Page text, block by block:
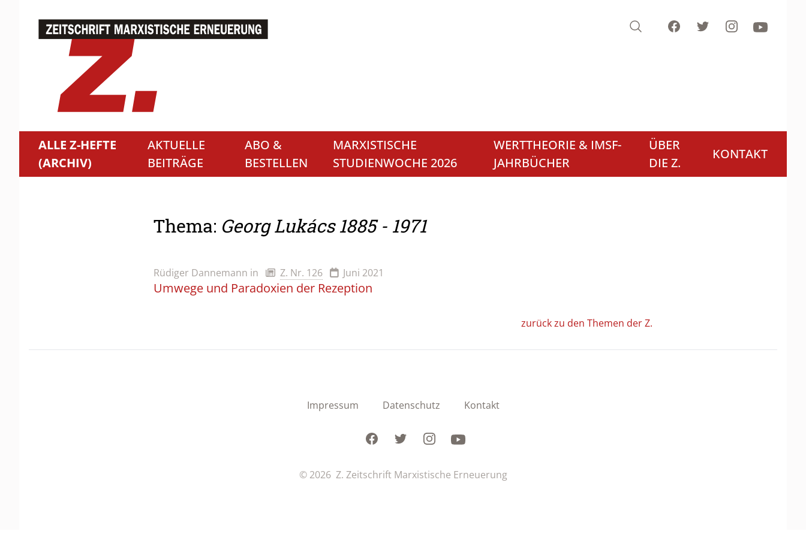
Search FacebookTwitterInstagramYoutube
ALLE Z-HEFTE
(ARCHIV)
AKTUELLE
BEITRÄGE
ABO &
BESTELLEN
MARXISTISCHE
STUDIENWOCHE 2026
WERTTHEORIE & IMSF-
JAHRBÜCHER
ÜBER
DIE Z.
KONTAKT
Thema: Georg Lukács 1885 - 1971
Rüdiger Dannemann in Z. Nr. 126 Juni 2021
Umwege und Paradoxien der Rezeption
zurück zu den Themen der Z.
Impressum Datenschutz Kontakt
FacebookTwitterInstagramYoutube
© 2026 Z. Zeitschrift Marxistische Erneuerung